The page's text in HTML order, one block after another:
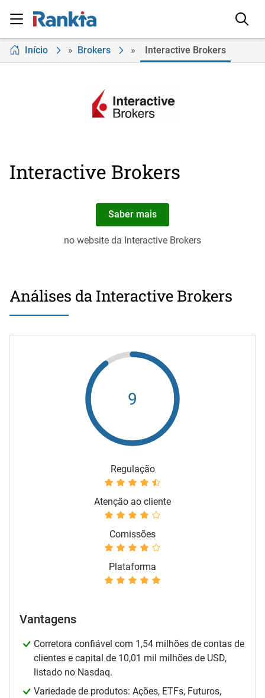
Início » Brokers » Interactive Brokers
Interactive Brokers
Saber mais
no website da Interactive Brokers
Análises da Interactive Brokers
9
Regulação
Atenção ao cliente
Comissões
Plataforma
Vantagens
Corretora confiável com 1,54 milhões de contas de
clientes e capital de 10,01 mil milhões de USD,
listado no Nasdaq.
Variedade de produtos: Ações, ETFs, Futuros,